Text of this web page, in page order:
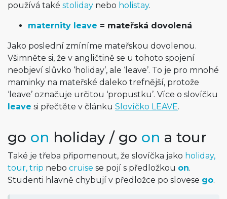
používá také stoliday nebo holistay.
maternity leave = mateřská dovolená
Jako poslední zmíníme mateřskou dovolenou.
Všimněte si, že v angličtině se u tohoto spojení
neobjeví slůvko ‘holiday’, ale ‘leave’. To je pro mnohé
maminky na mateřské daleko trefnější, protože
‘leave’ označuje určitou ‘propustku’. Více o slovíčku
leave si přečtěte v článku Slovíčko LEAVE.
go on holiday / go on a tour
Také je třeba připomenout, že slovíčka jako holiday,
tour, trip nebo cruise se pojí s předložkou on.
Studenti hlavně chybují v předložce po slovese go.